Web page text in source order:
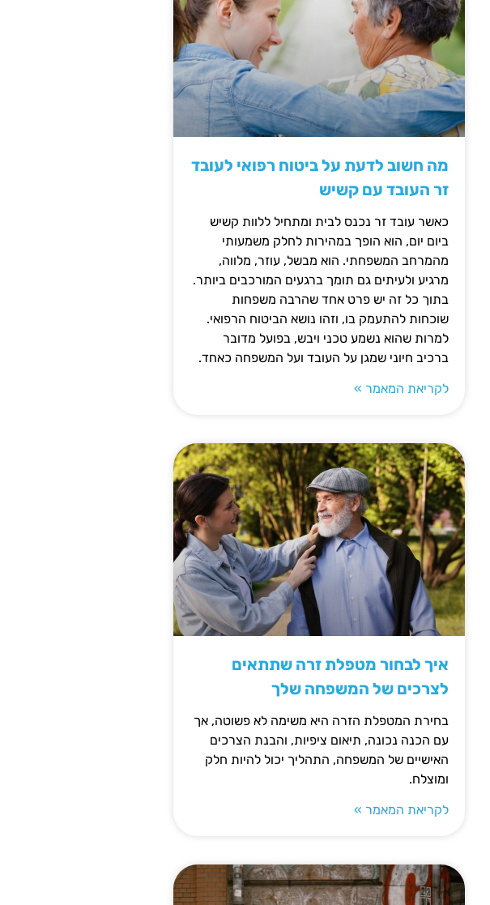
מה חשוב לדעת על ביטוח רפואי לעובד
זר העובד עם קשיש
כאשר עובד זר נכנס לבית ומתחיל ללוות קשיש
ביום יום, הוא הופך במהירות לחלק משמעותי
מהמרחב המשפחתי. הוא מבשל, עוזר, מלווה,
מרגיע ולעיתים גם תומך ברגעים המורכבים ביותר.
בתוך כל זה יש פרט אחד שהרבה משפחות
שוכחות להתעמק בו, וזהו נושא הביטוח הרפואי.
למרות שהוא נשמע טכני ויבש, בפועל מדובר
ברכיב חיוני שמגן על העובד ועל המשפחה כאחד.
לקריאת המאמר »
איך לבחור מטפלת זרה שתתאים
לצרכים של המשפחה שלך
בחירת המטפלת הזרה היא משימה לא פשוטה, אך
עם הכנה נכונה, תיאום ציפיות, והבנת הצרכים
האישיים של המשפחה, התהליך יכול להיות חלק
ומוצלח.
לקריאת המאמר »